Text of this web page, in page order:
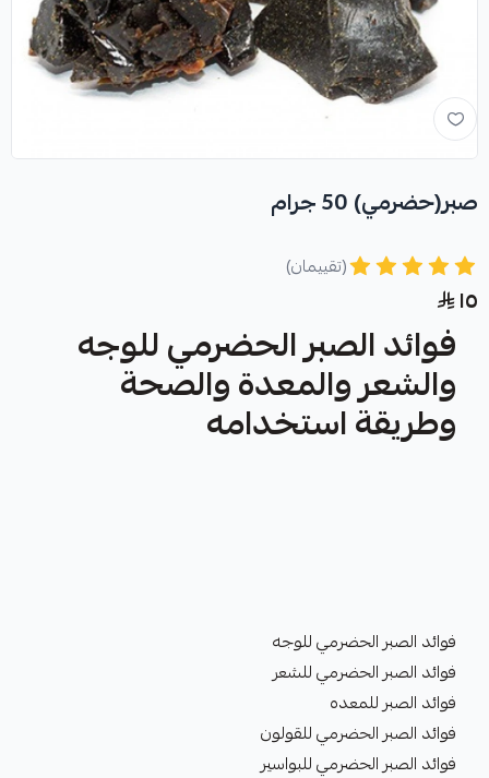
صبر(حضرمي) 50 جرام
(تقييمان)
١٥
فوائد الصبر الحضرمي للوجه
والشعر والمعدة والصحة
وطريقة استخدامه
فوائد الصبر الحضرمي للوجه
فوائد الصبر الحضرمي للشعر
فوائد الصبر للمعده
فوائد الصبر الحضرمي للقولون
فوائد الصبر الحضرمي للبواسير